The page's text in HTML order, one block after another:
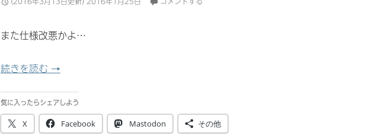
また仕様改悪かよ…
続きを読む GIMPで編集した画像をTwitterにPNGのまま投稿する（既に古い）
→
気に入ったらシェアしよう
X Facebook Mastodon その他